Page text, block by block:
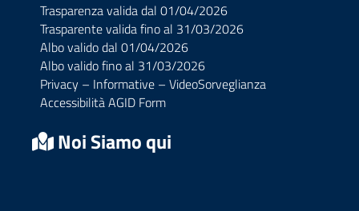
Trasparenza valida dal 01/04/2026
Trasparente valida fino al 31/03/2026
Albo valido dal 01/04/2026
Albo valido fino al 31/03/2026
Privacy – Informative – VideoSorveglianza
Accessibilità AGID Form
Noi Siamo qui